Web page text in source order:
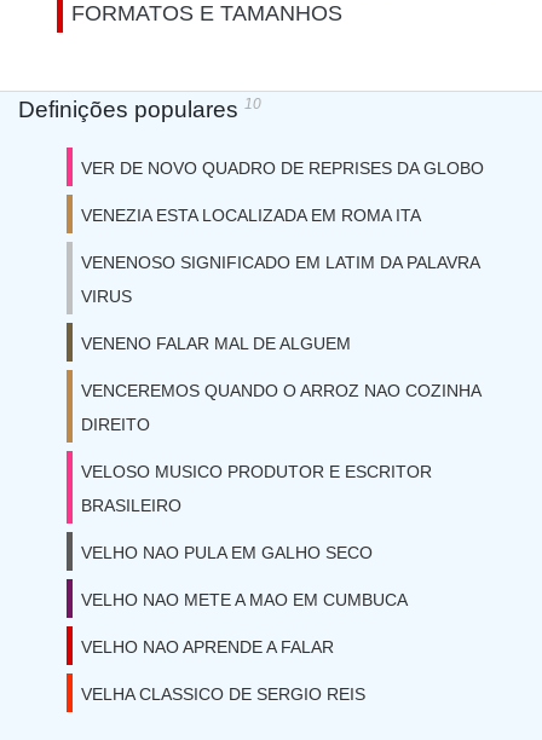
FORMATOS E TAMANHOS
Definições populares 10
VER DE NOVO QUADRO DE REPRISES DA GLOBO
VENEZIA ESTA LOCALIZADA EM ROMA ITA
VENENOSO SIGNIFICADO EM LATIM DA PALAVRA
VIRUS
VENENO FALAR MAL DE ALGUEM
VENCEREMOS QUANDO O ARROZ NAO COZINHA
DIREITO
VELOSO MUSICO PRODUTOR E ESCRITOR
BRASILEIRO
VELHO NAO PULA EM GALHO SECO
VELHO NAO METE A MAO EM CUMBUCA
VELHO NAO APRENDE A FALAR
VELHA CLASSICO DE SERGIO REIS